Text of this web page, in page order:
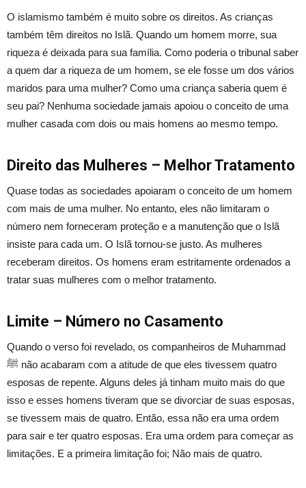
O islamismo também é muito sobre os direitos. As crianças
também têm direitos no Islã. Quando um homem morre, sua
riqueza é deixada para sua família. Como poderia o tribunal saber
a quem dar a riqueza de um homem, se ele fosse um dos vários
maridos para uma mulher? Como uma criança saberia quem é
seu pai? Nenhuma sociedade jamais apoiou o conceito de uma
mulher casada com dois ou mais homens ao mesmo tempo.
Direito das Mulheres – Melhor Tratamento
Quase todas as sociedades apoiaram o conceito de um homem
com mais de uma mulher. No entanto, eles não limitaram o
número nem forneceram proteção e a manutenção que o Islã
insiste para cada um. O Islã tornou-se justo. As mulheres
receberam direitos. Os homens eram estritamente ordenados a
tratar suas mulheres com o melhor tratamento.
Limite – Número no Casamento
Quando o verso foi revelado, os companheiros de Muhammad
ﷺ não acabaram com a atitude de que eles tivessem quatro
esposas de repente. Alguns deles já tinham muito mais do que
isso e esses homens tiveram que se divorciar de suas esposas,
se tivessem mais de quatro. Então, essa não era uma ordem
para sair e ter quatro esposas. Era uma ordem para começar as
limitações. E a primeira limitação foi; Não mais de quatro.